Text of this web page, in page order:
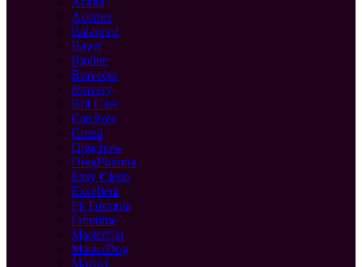
Acomer
Balanced
Bayer
Bioline
Bravecto
Bravery
Brit Care
Catchow
Cremi
Dogchow
DragPharma
Easy Clean
Excellent
Fit Formula
Frontline
MasterCat
MasterDog
Mazuri